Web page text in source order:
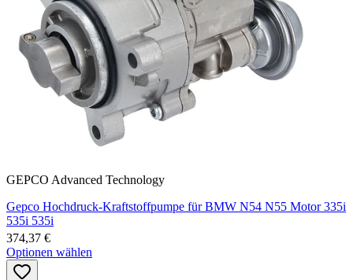
GEPCO Advanced Technology
Gepco Hochdruck-Kraftstoffpumpe für BMW N54 N55 Motor 335i
535i 535i
374,37 €
Optionen wählen